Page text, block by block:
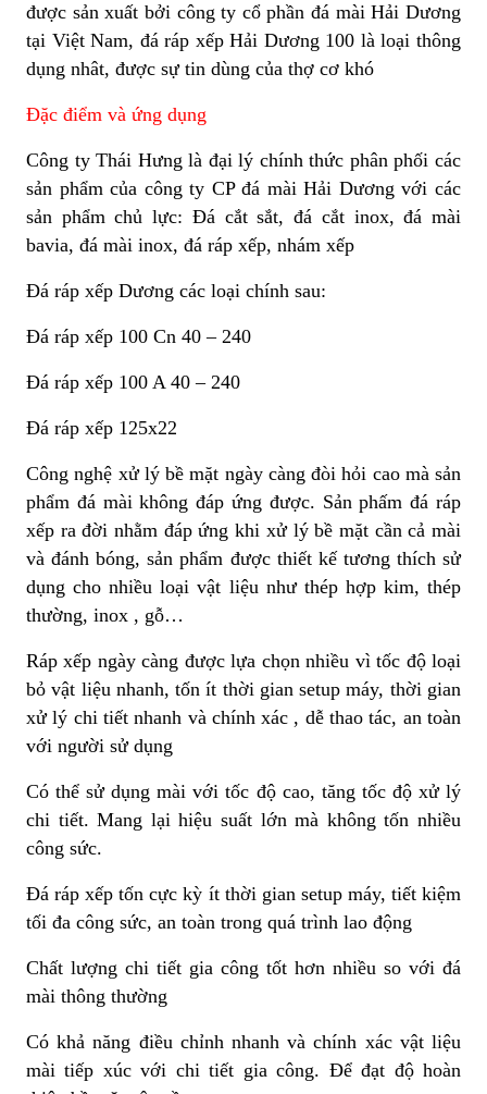
được sản xuất bởi công ty cổ phần đá mài Hải Dương
tại Việt Nam, đá ráp xếp Hải Dương 100 là loại thông
dụng nhât, được sự tin dùng của thợ cơ khó
Đặc điểm và ứng dụng
Công ty Thái Hưng là đại lý chính thức phân phối các
sản phẩm của công ty CP đá mài Hải Dương với các
sản phẩm chủ lực: Đá cắt sắt, đá cắt inox, đá mài
bavia, đá mài inox, đá ráp xếp, nhám xếp
Đá ráp xếp Dương các loại chính sau:
Đá ráp xếp 100 Cn 40 – 240
Đá ráp xếp 100 A 40 – 240
Đá ráp xếp 125x22
Công nghệ xử lý bề mặt ngày càng đòi hỏi cao mà sản
phẩm đá mài không đáp ứng được. Sản phấm đá ráp
xếp ra đời nhằm đáp ứng khi xử lý bề mặt cần cả mài
và đánh bóng, sản phẩm được thiết kế tương thích sử
dụng cho nhiều loại vật liệu như thép hợp kim, thép
thường, inox , gỗ…
Ráp xếp ngày càng được lựa chọn nhiều vì tốc độ loại
bỏ vật liệu nhanh, tốn ít thời gian setup máy, thời gian
xử lý chi tiết nhanh và chính xác , dễ thao tác, an toàn
với người sử dụng
Có thể sử dụng mài với tốc độ cao, tăng tốc độ xử lý
chi tiết. Mang lại hiệu suất lớn mà không tốn nhiều
công sức.
Đá ráp xếp tốn cực kỳ ít thời gian setup máy, tiết kiệm
tối đa công sức, an toàn trong quá trình lao động
Chất lượng chi tiết gia công tốt hơn nhiều so với đá
mài thông thường
Có khả năng điều chỉnh nhanh và chính xác vật liệu
mài tiếp xúc với chi tiết gia công. Để đạt độ hoàn